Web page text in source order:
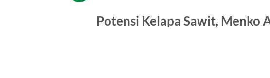
Potensi Kelapa Sawit, Menko